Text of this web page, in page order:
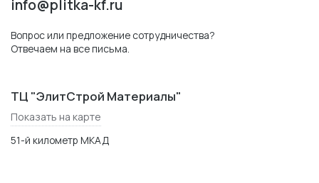
info@plitka-kf.ru
Вопрос или предложение сотрудничества?
Отвечаем на все письма.
ТЦ "ЭлитСтрой Материалы"
Показать на карте
51-й километр МКАД